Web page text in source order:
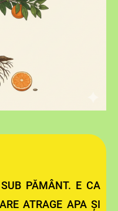
PĂMÂNT. E CA
ATRAGE APA ȘI